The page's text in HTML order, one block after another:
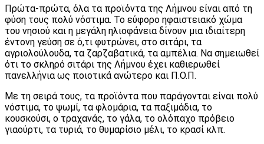
Πρώτα-πρώτα, όλα τα προϊόντα της Λήμνου είναι από τη
φύση τους πολύ νόστιμα. Το εύφορο ηφαιστειακό χώμα
του νησιού και η μεγάλη ηλιοφάνεια δίνουν μια ιδιαίτερη
έντονη γεύση σε ό,τι φυτρώνει, στο σιτάρι, τα
αγριολούλουδα, τα ζαρζαβατικά, τα αμπέλια. Να σημειωθεί
ότι το σκληρό σιτάρι της Λήμνου έχει καθιερωθεί
πανελλήνια ως ποιοτικά ανώτερο και Π.Ο.Π.
Με τη σειρά τους, τα προϊόντα που παράγονται είναι πολύ
νόστιμα, το ψωμί, τα φλομάρια, τα παξιμάδια, το
κουσκούσι, ο τραχανάς, το γάλα, το ολόπαχο πρόβειο
γιαούρτι, τα τυριά, το θυμαρίσιο μέλι, το κρασί κλπ.